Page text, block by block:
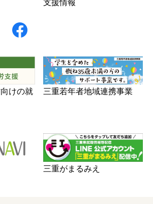
支援情報
けの就
三重若年者地域連携事業
三重がまるみえ